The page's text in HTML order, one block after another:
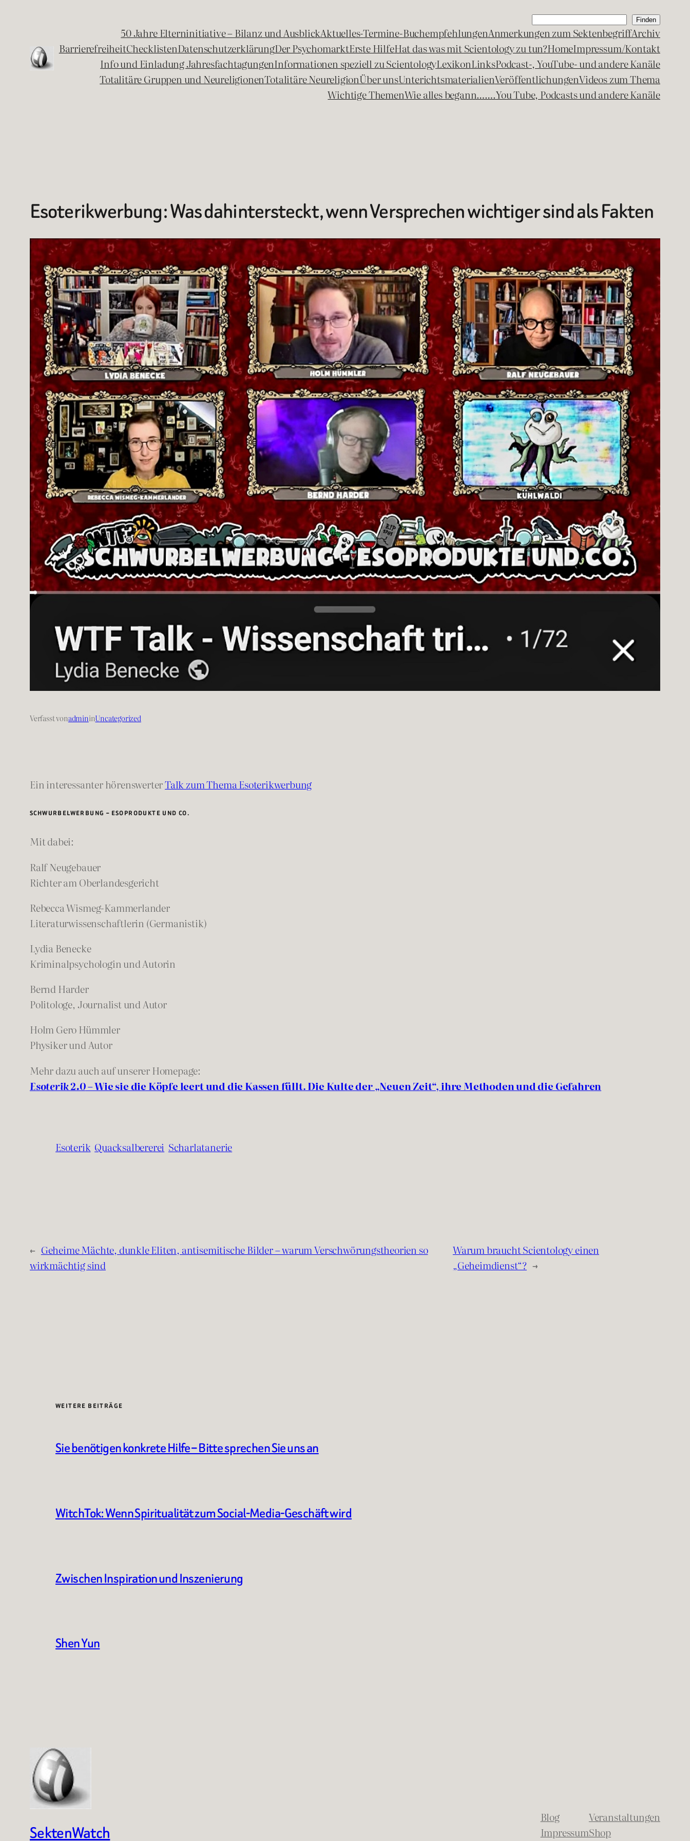
Suchen Finden
50 Jahre Elterninitiative – Bilanz und AusblickAktuelles-Termine-BuchempfehlungenAnmerkungen zum SektenbegriffArchiv
BarrierefreiheitChecklistenDatenschutzerklärungDer PsychomarktErste HilfeHat das was mit Scientology zu tun?HomeImpressum/Kontakt
Info und Einladung JahresfachtagungenInformationen speziell zu ScientologyLexikonLinksPodcast-, YouTube- und andere Kanäle
Totalitäre Gruppen und NeureligionenTotalitäre NeureligionÜber unsUnterichtsmaterialienVeröffentlichungenVideos zum Thema
Wichtige ThemenWie alles begann…….You Tube, Podcasts und andere Kanäle
Esoterikwerbung: Was dahintersteckt, wenn Versprechen wichtiger sind als Fakten
Verfasst vonadmininUncategorized
Ein interessanter hörenswerterTalk zum Thema Esoterikwerbung
SCHWURBELWERBUNG – ESOPRODUKTE UND CO.
Mit dabei:
Ralf Neugebauer
Richter am Oberlandesgericht
Rebecca Wismeg-Kammerlander
Literaturwissenschaftlerin (Germanistik)
Lydia Benecke
Kriminalpsychologin und Autorin
Bernd Harder
Politologe, Journalist und Autor
Holm Gero Hümmler
Physiker und Autor
Mehr dazu auch auf unserer Homepage:
Esoterik 2.0– Wie sie die Köpfe leert und die Kassen füllt. Die Kulte der „Neuen Zeit“, ihre Methoden und die Gefahren
Esoterik Quacksalbererei Scharlatanerie
← Geheime Mächte, dunkle Eliten, antisemitische Bilder – warum Verschwörungstheorien so
wirkmächtig sind
Warum braucht Scientology einen
„Geheimdienst“? →
WEITERE BEITRÄGE
Sie benötigen konkrete Hilfe – Bitte sprechen Sie uns an
WitchTok: Wenn Spiritualität zum Social-Media-Geschäft wird
Zwischen Inspiration und Inszenierung
Shen Yun
SektenWatch
Blog
Impressum
Veranstaltungen
Shop